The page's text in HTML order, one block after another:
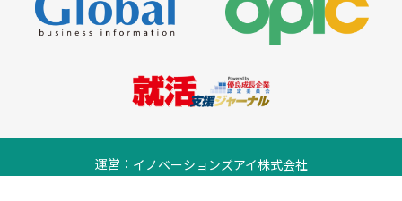
運営： イノベーションズアイ株式会社